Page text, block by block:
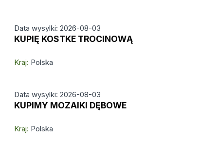
Data wysylki: 2026-08-03
KUPIĘ KOSTKE TROCINOWĄ
Kraj: Polska
Data wysylki: 2026-08-03
KUPIMY MOZAIKI DĘBOWE
Kraj: Polska